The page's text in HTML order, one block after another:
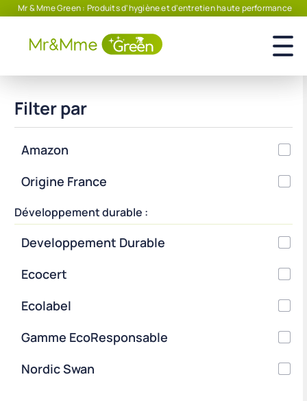
Mr & Mme Green : Produits d'hygiène et d'entretien haute performance
Filter par
Amazon
Origine France
Développement durable :
Developpement Durable
Ecocert
Ecolabel
Gamme EcoResponsable
Nordic Swan